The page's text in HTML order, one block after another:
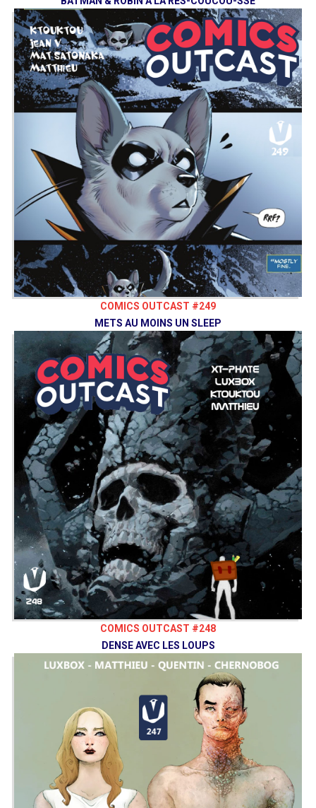
COMICS OUTCAST #249
METS AU MOINS UN SLEEP
COMICS OUTCAST #248
DENSE AVEC LES LOUPS